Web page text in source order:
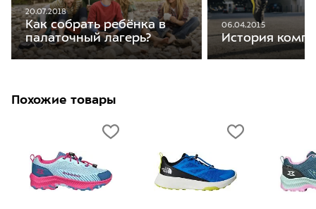
20.07.2018
Как собрать ребёнка в
палаточный лагерь?
06.04.2015
История
Похожие товары